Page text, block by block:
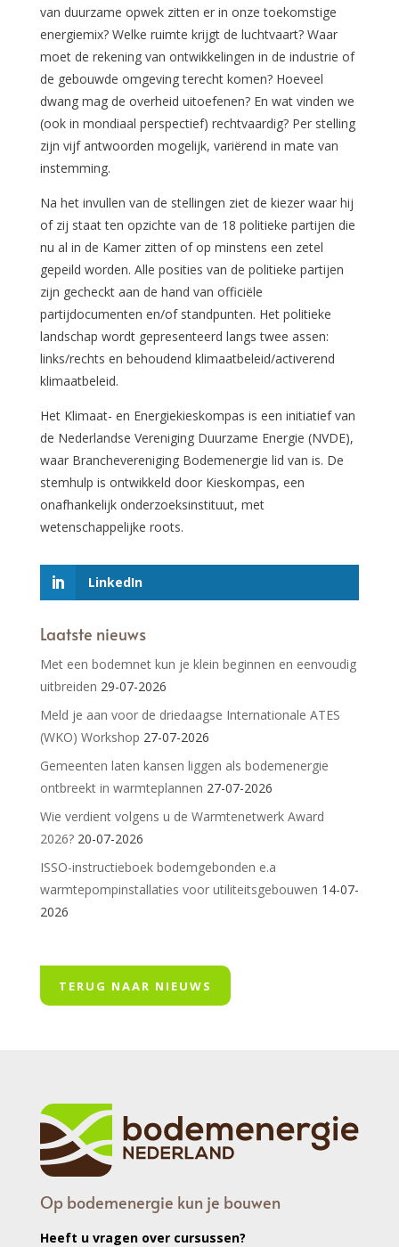
van duurzame opwek zitten er in onze toekomstige
energiemix? Welke ruimte krijgt de luchtvaart? Waar
moet de rekening van ontwikkelingen in de industrie of
de gebouwde omgeving terecht komen? Hoeveel
dwang mag de overheid uitoefenen? En wat vinden we
(ook in mondiaal perspectief) rechtvaardig? Per stelling
zijn vijf antwoorden mogelijk, variërend in mate van
instemming.
Na het invullen van de stellingen ziet de kiezer waar hij
of zij staat ten opzichte van de 18 politieke partijen die
nu al in de Kamer zitten of op minstens een zetel
gepeild worden. Alle posities van de politieke partijen
zijn gecheckt aan de hand van officiële
partijdocumenten en/of standpunten. Het politieke
landschap wordt gepresenteerd langs twee assen:
links/rechts en behoudend klimaatbeleid/activerend
klimaatbeleid.
Het Klimaat- en Energiekieskompas is een initiatief van
de Nederlandse Vereniging Duurzame Energie (NVDE),
waar Branchevereniging Bodemenergie lid van is. De
stemhulp is ontwikkeld door Kieskompas, een
onafhankelijk onderzoeksinstituut, met
wetenschappelijke roots.
LinkedIn
Laatste nieuws
Met een bodemnet kun je klein beginnen en eenvoudig
uitbreiden 29-07-2026
Meld je aan voor de driedaagse Internationale ATES
(WKO) Workshop 27-07-2026
Gemeenten laten kansen liggen als bodemenergie
ontbreekt in warmteplannen 27-07-2026
Wie verdient volgens u de Warmtenetwerk Award
2026? 20-07-2026
ISSO-instructieboek bodemgebonden e.a
warmtepompinstallaties voor utiliteitsgebouwen 14-07-
2026
TERUG NAAR NIEUWS
Op bodemenergie kun je bouwen
Heeft u vragen over cursussen?